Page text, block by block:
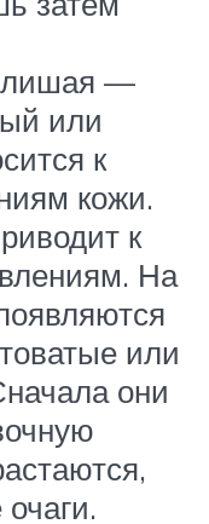
лишая —
или
к
кожи.
к
На
или
они